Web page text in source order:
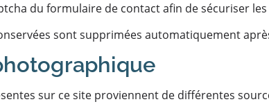
du formulaire de contact afin de sécuriser
sont supprimées automatiquement
sur ce site proviennent de différentes